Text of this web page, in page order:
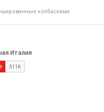
колбасками